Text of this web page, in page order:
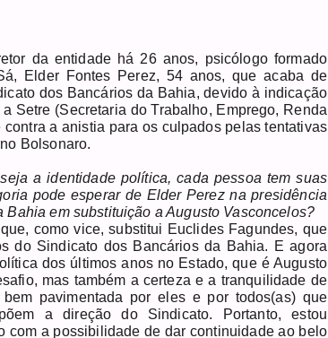
da entidade há 26 anos, psicólogo formado
Elder Fontes Perez, 54 anos, que acaba de
dos Bancários da Bahia, devido à indicação
Setre (Secretaria do Trabalho, Emprego, Renda
a anistia para os culpados pelas tentativas
Bolsonaro.
a identidade política, cada pessoa tem suas
pode esperar de Elder Perez na presidência
em substituição a Augusto Vasconcelos?
como vice, substitui Euclides Fagundes, que
do Sindicato dos Bancários da Bahia. E agora
dos últimos anos no Estado, que é Augusto
mas também a certeza e a tranquilidade de
pavimentada por eles e por todos(as) que
a direção do Sindicato. Portanto, estou
com a possibilidade de dar continuidade ao belo